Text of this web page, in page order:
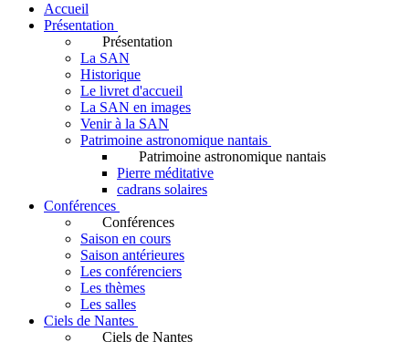
Accueil
Présentation
Présentation
La SAN
Historique
Le livret d'accueil
La SAN en images
Venir à la SAN
Patrimoine astronomique nantais
Patrimoine astronomique nantais
Pierre méditative
cadrans solaires
Conférences
Conférences
Saison en cours
Saison antérieures
Les conférenciers
Les thèmes
Les salles
Ciels de Nantes
Ciels de Nantes